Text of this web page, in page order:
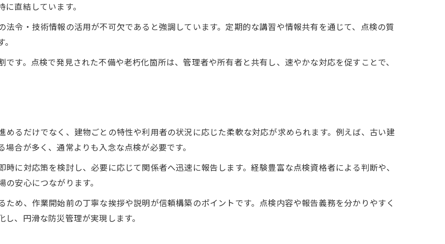
直結しています。
令・技術情報の活用が不可欠であると強調しています。定期的な講習や情報共有を通じて、点検の質
す。点検で発見された不備や老朽化箇所は、管理者や所有者と共有し、速やかな対応を促すことで、
るだけでなく、建物ごとの特性や利用者の状況に応じた柔軟な対応が求められます。例えば、古い建
合が多く、通常よりも入念な点検が必要です。
に対応策を検討し、必要に応じて関係者へ迅速に報告します。経験豊富な点検資格者による判断や、
安心につながります。
め、作業開始前の丁寧な挨拶や説明が信頼構築のポイントです。点検内容や報告義務を分かりやすく
、円滑な防災管理が実現します。